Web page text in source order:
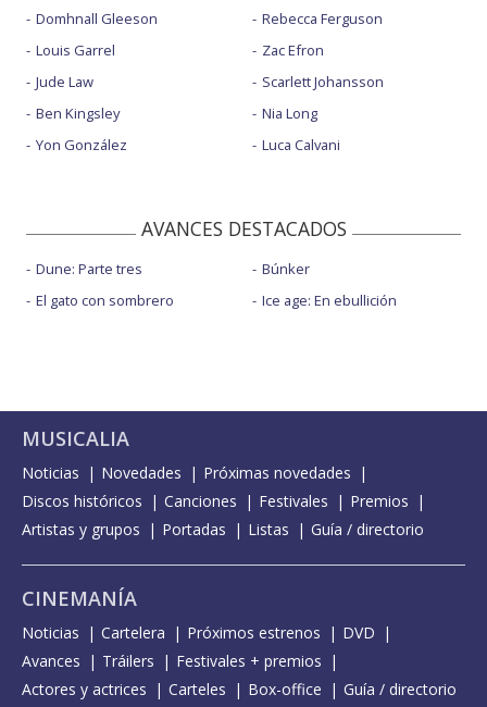
Domhnall Gleeson
Louis Garrel
Jude Law
Ben Kingsley
Yon González
Rebecca Ferguson
Zac Efron
Scarlett Johansson
Nia Long
Luca Calvani
AVANCES DESTACADOS
Dune: Parte tres
El gato con sombrero
Búnker
Ice age: En ebullición
MUSICALIA
Noticias Novedades
Próximas novedades
Discos históricos
Canciones Festivales
Premios
Artistas y grupos
Portadas Listas Guía / directorio
CINEMANÍA
Noticias Cartelera Próximos estrenos
DVD
Avances
Tráilers
Festivales + premios
Actores y actrices
Carteles Box-office Guía / directorio